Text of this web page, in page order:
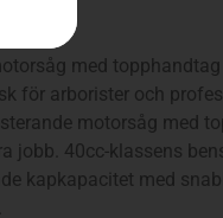
med topphandtag
för arborister och
motorsåg med
jobb. 40cc-klassens
kapkapacitet med